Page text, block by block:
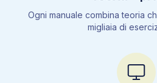
Ogni manuale combina teoria
migliaia di